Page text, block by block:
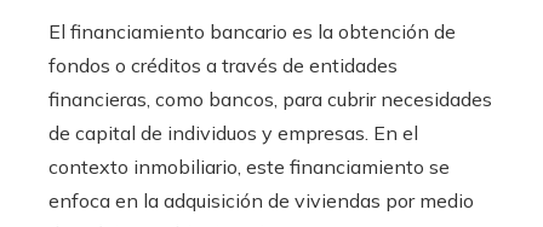
El financiamiento bancario es la obtención de
fondos o créditos a través de entidades
financieras, como bancos, para cubrir necesidades
de capital de individuos y empresas. En el
contexto inmobiliario, este financiamiento se
enfoca en la adquisición de viviendas por medio